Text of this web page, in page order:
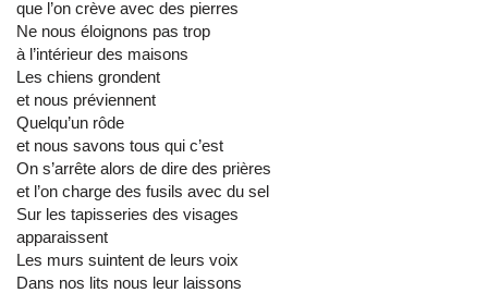
que l’on crève avec des pierres
Ne nous éloignons pas trop
à l’intérieur des maisons
Les chiens grondent
et nous préviennent
Quelqu’un rôde
et nous savons tous qui c’est
On s’arrête alors de dire des prières
et l’on charge des fusils avec du sel
Sur les tapisseries des visages
apparaissent
Les murs suintent de leurs voix
Dans nos lits nous leur laissons